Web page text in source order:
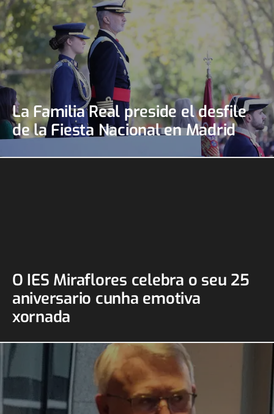
La Familia Real preside el desfile
de la Fiesta Nacional en Madrid
O IES Miraflores celebra o seu 25
aniversario cunha emotiva
xornada